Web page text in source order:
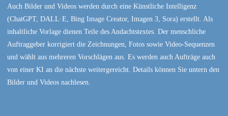
Auch Bilder und Videos werden durch eine Künstliche Intelligenz
(ChatGPT, DALL·E, Bing Image Creator, Imagen 3, Sora) erstellt. Als
inhaltliche Vorlage dienen Teile des Andachtstextes. Der menschliche
Auftraggeber korrigiert die Zeichnungen, Fotos sowie Video-Sequenzen
und wählt aus mehreren Vorschlägen aus. Es werden auch Aufträge auch
von einer KI an die nächste weitergereicht. Details können Sie untern den
Bilder und Videos nachlesen.